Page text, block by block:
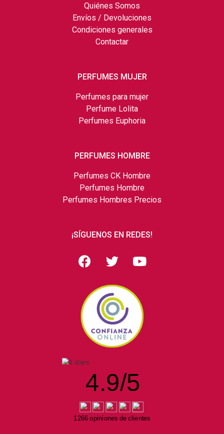
Quiénes Somos
Envíos / Devoluciones
Condiciones generales
Contactar
PERFUMES MUJER
Perfumes para mujer
Perfume Lolita
Perfumes Euphoria
PERFUMES HOMBRE
Perfumes CK Hombre
Perfumes Hombre
Perfumes Hombres Precios
¡SÍGUENOS EN REDES!
4.9/5
1266 opiniones de clientes